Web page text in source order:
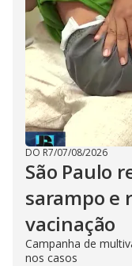
DO R7/07/08/2026
São Paulo
sarampo e
vacinação
Campanha de
nos casos